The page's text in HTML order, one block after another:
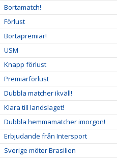
Bortamatch!
Förlust
Bortapremiär!
USM
Knapp förlust
Premiärförlust
Dubbla matcher ikväll!
Klara till landslaget!
Dubbla hemmamatcher imorgon!
Erbjudande från Intersport
Sverige möter Brasilien